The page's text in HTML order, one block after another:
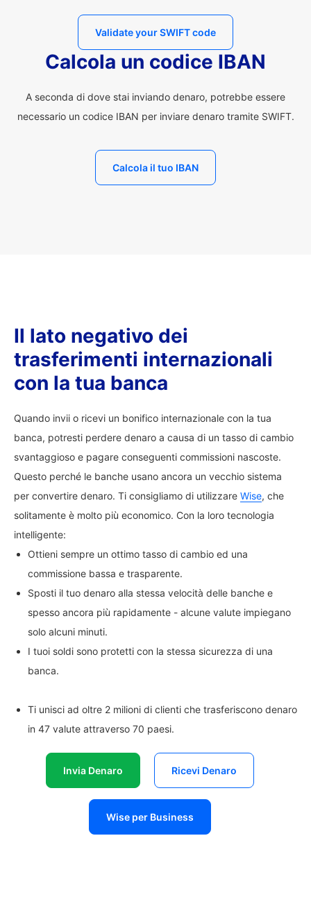
Validate your SWIFT code
Calcola un codice IBAN
A seconda di dove stai inviando denaro, potrebbe essere
necessario un codice IBAN per inviare denaro tramite SWIFT.
Calcola il tuo IBAN
Il lato negativo dei
trasferimenti internazionali
con la tua banca
Quando invii o ricevi un bonifico internazionale con la tua
banca, potresti perdere denaro a causa di un tasso di cambio
svantaggioso e pagare conseguenti commissioni nascoste.
Questo perché le banche usano ancora un vecchio sistema
per convertire denaro. Ti consigliamo di utilizzare Wise, che
solitamente è molto più economico. Con la loro tecnologia
intelligente:
Ottieni sempre un ottimo tasso di cambio ed una
commissione bassa e trasparente.
Sposti il tuo denaro alla stessa velocità delle banche e
spesso ancora più rapidamente - alcune valute impiegano
solo alcuni minuti.
I tuoi soldi sono protetti con la stessa sicurezza di una
banca.
Ti unisci ad oltre 2 milioni di clienti che trasferiscono denaro
in 47 valute attraverso 70 paesi.
Invia Denaro Ricevi Denaro
Wise per Business